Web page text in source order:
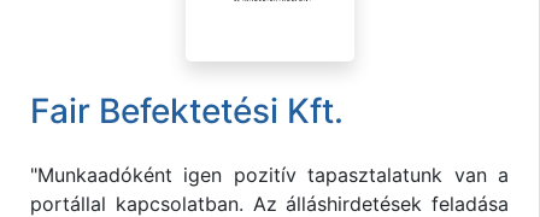
Fair Befektetési Kft.
"Munkaadóként igen pozitív tapasztalatunk van a
portállal kapcsolatban. Az álláshirdetések feladása